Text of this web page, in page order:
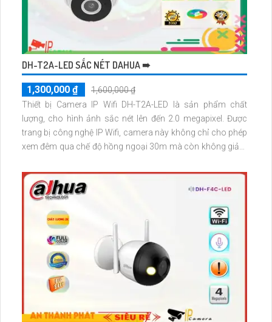
DH-T2A-LED SẮC NÉT DAHUA ➠
1,300,000 ₫
1,600,000 ₫
Thiết bị Camera IP Wifi DH-T2A-LED là sản phẩm chất
lượng, cho hình ảnh sắc nét lên đến 2.0 megapixel. Được
trang bị công nghệ IP Wifi, camera này không chỉ cho phép
xem đêm qua chế độ hồng ngoại 30m mà còn không giảm
rõ ràng ngay cả trong điều kiện ánh sáng yếu